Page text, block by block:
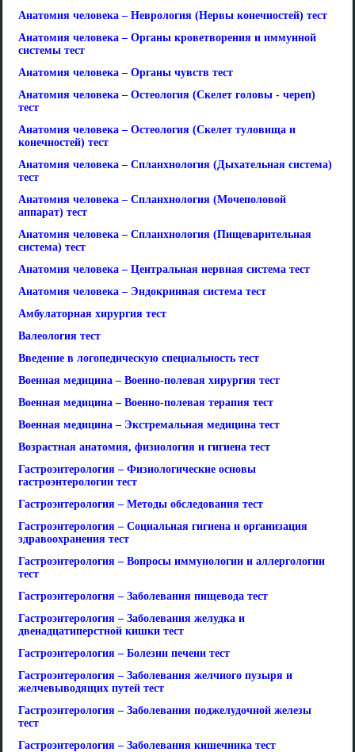
Анатомия человека – Неврология (Нервы конечностей) тест
Анатомия человека – Органы кроветворения и иммунной
системы тест
Анатомия человека – Органы чувств тест
Анатомия человека – Остеология (Скелет головы - череп)
тест
Анатомия человека – Остеология (Скелет туловища и
конечностей) тест
Анатомия человека – Спланхнология (Дыхательная система)
тест
Анатомия человека – Спланхнология (Мочеполовой
аппарат) тест
Анатомия человека – Спланхнология (Пищеварительная
система) тест
Анатомия человека – Центральная нервная система тест
Анатомия человека – Эндокринная система тест
Амбулаторная хирургия тест
Валеология тест
Введение в логопедическую специальность тест
Военная медицина – Военно-полевая хирургия тест
Военная медицина – Военно-полевая терапия тест
Военная медицина – Экстремальная медицина тест
Возрастная анатомия, физиология и гигиена тест
Гастроэнтерология – Физиологические основы
гастроэнтерологии тест
Гастроэнтерология – Методы обследования тест
Гастроэнтерология – Социальная гигиена и организация
здравоохранения тест
Гастроэнтерология – Вопросы иммунологии и аллергологии
тест
Гастроэнтерология – Заболевания пищевода тест
Гастроэнтерология – Заболевания желудка и
двенадцатиперстной кишки тест
Гастроэнтерология – Болезни печени тест
Гастроэнтерология – Заболевания желчного пузыря и
желчевыводящих путей тест
Гастроэнтерология – Заболевания поджелудочной железы
тест
Гастроэнтерология – Заболевания кишечника тест